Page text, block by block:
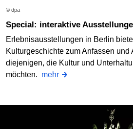
© dpa
Special: interaktive
Erlebnisausstellungen in Berlin
Kulturgeschichte zum Anfassen und
diejenigen, die Kultur und
möchten. mehr